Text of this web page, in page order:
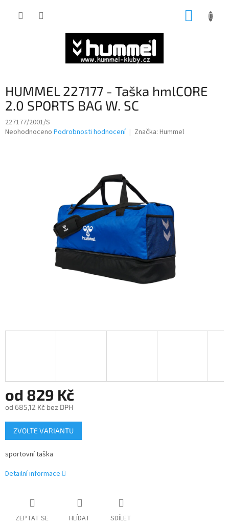
HUMMEL 227177 - Taška hmlCORE
2.0 SPORTS BAG W. SC
227177/2001/S
Průměrné
Neohodnoceno Podrobnosti hodnocení Značka: Hummel
od 829 Kč
od 685,12 Kč bez DPH
Měrná
cena:
ZVOLTE VARIANTU
sportovní taška
Detailní informace
ZEPTAT SE HLÍDAT SDÍLET